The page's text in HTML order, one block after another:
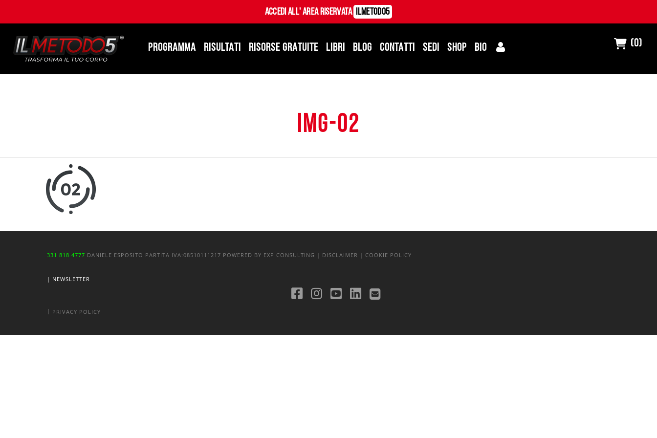
Accedi all' Area Riservata ILMetodo5
PROGRAMMA RISULTATI RISORSE GRATUITE LIBRI BLOG CONTATTI SEDI SHOP BIO (0)
img-02
331 818 4777 DANIELE ESPOSITO PARTITA IVA:08510111217 POWERED BY EXP CONSULTING | DISCLAIMER | COOKIE POLICY
| NEWSLETTER
| PRIVACY POLICY